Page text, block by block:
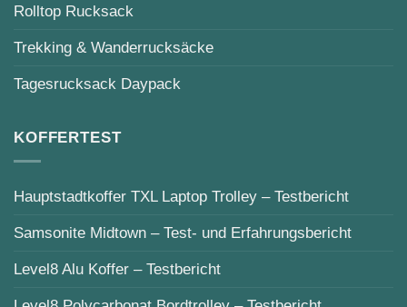
Rolltop Rucksack
Trekking & Wanderrucksäcke
Tagesrucksack Daypack
KOFFERTEST
Hauptstadtkoffer TXL Laptop Trolley – Testbericht
Samsonite Midtown – Test- und Erfahrungsbericht
Level8 Alu Koffer – Testbericht